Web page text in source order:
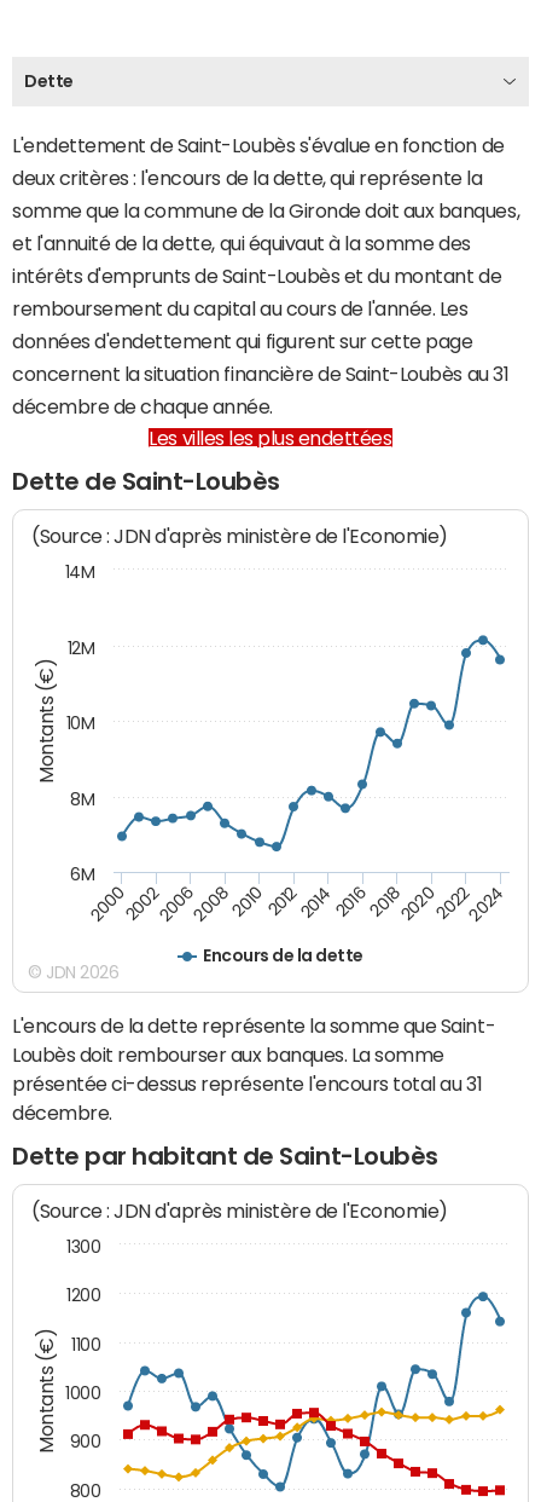
Dette
L'endettement de Saint-Loubès s'évalue en fonction de
deux critères : l'encours de la dette, qui représente la
somme que la commune de la Gironde doit aux banques,
et l'annuité de la dette, qui équivaut à la somme des
intérêts d'emprunts de Saint-Loubès et du montant de
remboursement du capital au cours de l'année. Les
données d'endettement qui figurent sur cette page
concernent la situation financière de Saint-Loubès au 31
décembre de chaque année.
Les villes les plus endettées
Dette de Saint-Loubès
Montants (€)
(Source : JDN d'après ministère de l'Economie)
Encours de la dette
20002002200620082010 2012201420162018202020222024
6M
8M
10M
12M
14M
© JDN 2026
L'encours de la dette représente la somme que Saint-
Loubès doit rembourser aux banques. La somme
présentée ci-dessus représente l'encours total au 31
décembre.
Dette par habitant de Saint-Loubès
Montants (€)
(Source : JDN d'après ministère de l'Economie)
800
900
1000
1100
1200
1300